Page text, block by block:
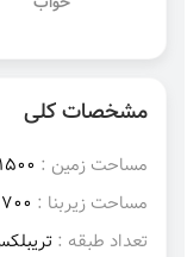
مشخصات کلی
مساحت زمین : 1500 متر
مساحت زیربنا : 700 متر
تعداد طبقه :